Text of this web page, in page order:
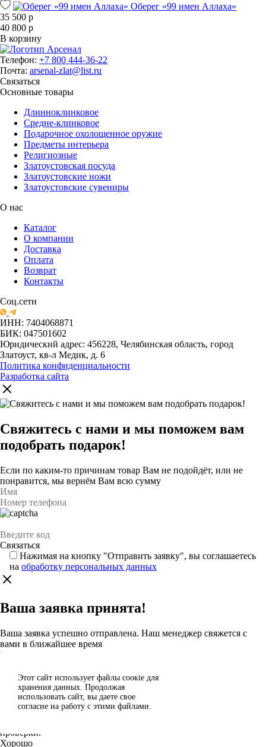
Оберег «99 имен Аллаха»
35 500 р
40 800 р
В корзину
Телефон: +7 800 444-36-22
Почта: arsenal-zlat@list.ru
Связаться
Основные товары
Длинноклинковое
Средне-клинковое
Подарочное охолощенное оружие
Предметы интерьера
Религиозные
Златоустовская посуда
Златоустовские ножи
Златоустовские сувениры
О нас
Каталог
О компании
Доставка
Оплата
Возврат
Контакты
Соц.сети
ИНН: 7404068871
БИК: 047501602
Юридический адрес: 456228, Челябинская область, город
Златоуст, кв-л Медик, д. 6
Политика конфиденциальности
Разработка сайта
Свяжитесь с нами и мы поможем вам
подобрать подарок!
Если по каким-то причинам товар Вам не подойдёт, или не
понравится, мы вернём Вам всю сумму
Нажимая на кнопку "Отправить заявку", вы соглашаетесь
на обработку персональных данных
Ваша заявка принята!
Ваша заявка успешно отправлена. Наш менеджер свяжется с
вами в ближайшее время
Каталог
Спасибо за отзыв!
проверки.
Хорошо
Этот сайт использует файлы сoокіе для
хранения данных. Продолжая
использовать сайт, вы даете свое
согласие на работу с этими файлами.